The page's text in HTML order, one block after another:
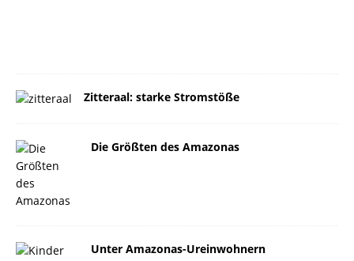
Zitteraal: starke Stromstöße
Die Größten des Amazonas
Unter Amazonas-Ureinwohnern